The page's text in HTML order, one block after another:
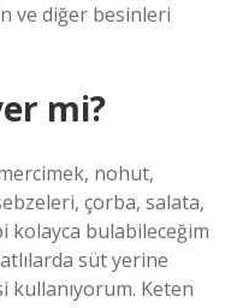
ve diğer besinleri
mi?
nohut,
çorba, salata,
kolayca bulabileceğim
süt yerine
kullanıyorum. Keten